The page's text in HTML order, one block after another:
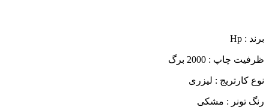
برند : Hp
ظرفیت چاپ : 2000 برگ
نوع کارتریج : لیزری
رنگ تونر : مشکی